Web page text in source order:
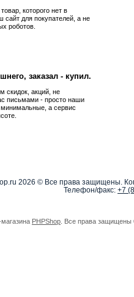
которого нет в
сайт для покупателей, а не
роботов.
заказал - купил.
скидок, акций, не
письмами - просто наши
а сервис
2026 © Все права защищены.
Телефон/факс: +7
PHPShop . Все права защищены